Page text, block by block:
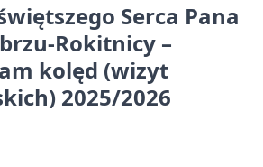
Serca Pana
Rokitnicy –
kolęd (wizyt
2025/2026